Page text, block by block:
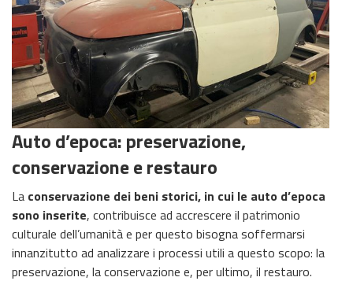
Auto d’epoca: preservazione,
conservazione e restauro
La conservazione dei beni storici, in cui le auto d’epoca
sono inserite, contribuisce ad accrescere il patrimonio
culturale dell’umanità e per questo bisogna soffermarsi
innanzitutto ad analizzare i processi utili a questo scopo: la
preservazione, la conservazione e, per ultimo, il restauro.